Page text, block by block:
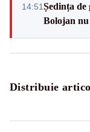
14:51Ședința de
Bolojan nu
Distribuie